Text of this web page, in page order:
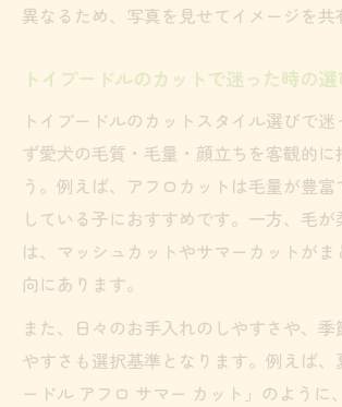
異なるため、写真を見せてイメージを共
トイプードルのカットで迷った時の
トイプードルのカットスタイル選びで迷
ず愛犬の毛質・毛量・顔立ちを客観的に
う。例えば、アフロカットは毛量が豊富
している子におすすめです。一方、毛
は、マッシュカットやサマーカットが
向にあります。
また、日々のお手入れのしやすさや、季
やすさも選択基準となります。例えば
ードル アフロ サマー カット」のように